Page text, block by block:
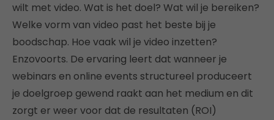
wilt met video. Wat is het doel? Wat wil je bereiken?
Welke vorm van video past het beste bij je
boodschap. Hoe vaak wil je video inzetten?
Enzovoorts. De ervaring leert dat wanneer je
webinars en online events structureel produceert
je doelgroep gewend raakt aan het medium en dit
zorgt er weer voor dat de resultaten (ROI)